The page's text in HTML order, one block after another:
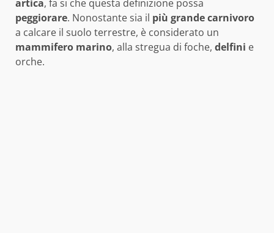
artica, fa si che questa definizione possa
peggiorare. Nonostante sia il più grande carnivoro
a calcare il suolo terrestre, è considerato un
mammifero marino, alla stregua di foche, delfini e
orche.